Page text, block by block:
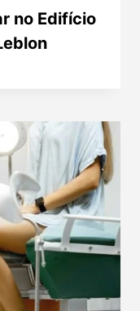
no Edifício